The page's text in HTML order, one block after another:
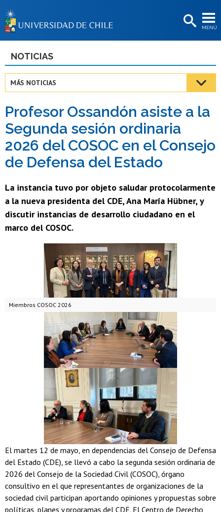
MENÚ
BIBLIOTECAS
Estudiantes
Académicas/os
Funcionarias/os
Egresadas/os
NOTICIAS
MÁS NOTICIAS
Profesor Ossandón asiste a la
Segunda sesión ordinaria
2026 del COSOC en el Consejo
de Defensa del Estado
La instancia tuvo por objeto saludar protocolarmente
a la nueva presidenta del CDE, Ana María Hübner, y
discutir instancias de desarrollo ciudadano en el
marco del COSOC.
Miembros COSOC 2026
El martes 12 de mayo, en dependencias del Consejo de Defensa
del Estado (CDE), se llevó a cabo la segunda sesión ordinaria de
2026 del Consejo de la Sociedad Civil (COSOC), órgano
consultivo en el que representantes de organizaciones de la
sociedad civil participan aportando opiniones y propuestas sobre
políticas, planes y programas del CDE. El Centro de Derecho